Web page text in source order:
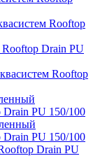
Rooftop
Drain PU
Rooftop
PU 150/100
PU 150/100
Drain PU